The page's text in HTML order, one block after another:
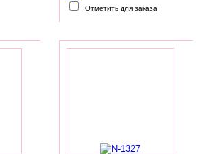
Отметить для заказа